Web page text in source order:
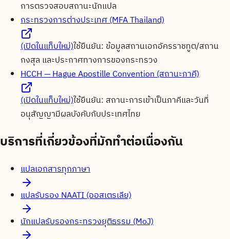
การตรวจสอบสถานะนักแปล
กระทรวงการต่างประเทศ (MFA Thailand)
(เปิดในแท็บใหม่)ใช้ยืนยัน: ข้อมูลสถานเอกอัครราชทูต/สถาน
กงสุล และประกาศทางการของกระทรวง
HCCH — Hague Apostille Convention (สถานะภาคี)
(เปิดในแท็บใหม่)ใช้ยืนยัน: สถานะการเข้าเป็นภาคีและวันที่
อนุสัญญามีผลบังคับกับประเทศไทย
บริการที่เกี่ยวข้องที่มักทำต่อเนื่องกัน
แปลเอกสารทุกภาษา
แปลรับรอง NAATI (ออสเตรเลีย)
นักแปลรับรองกระทรวงยุติธรรม (MoJ)